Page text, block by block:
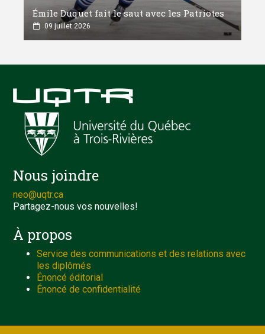
Émile Duquet fait le saut avec les Patriotes
09 juillet 2026
Nous joindre
neo@uqtr.ca
Partagez-nous vos nouvelles!
À propos
Service des communications et des relations avec
les diplômés
Énoncé éditorial
Énoncé de confidentialité